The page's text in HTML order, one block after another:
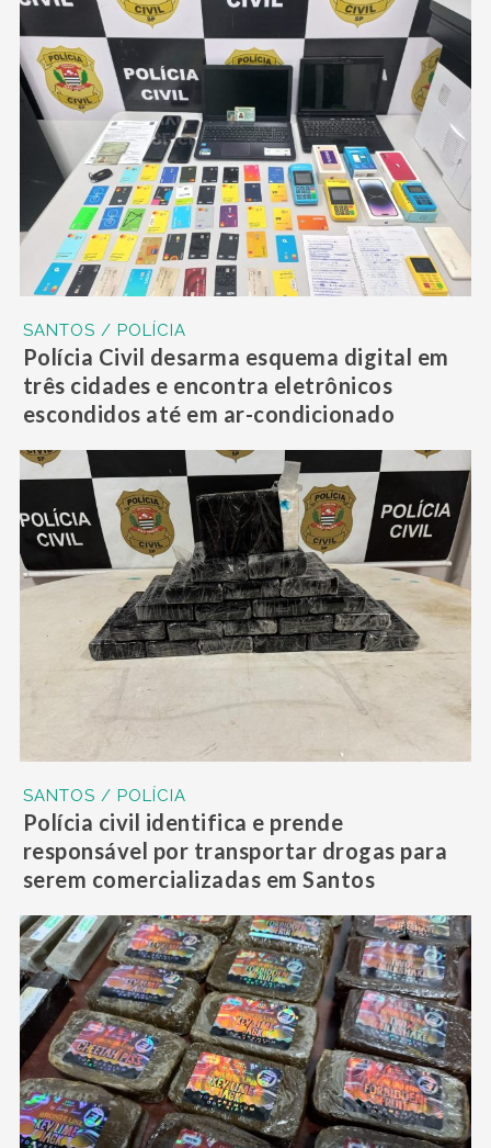
SANTOS / POLÍCIA
Polícia Civil desarma esquema digital em
três cidades e encontra eletrônicos
escondidos até em ar-condicionado
SANTOS / POLÍCIA
Polícia civil identifica e prende
responsável por transportar drogas para
serem comercializadas em Santos